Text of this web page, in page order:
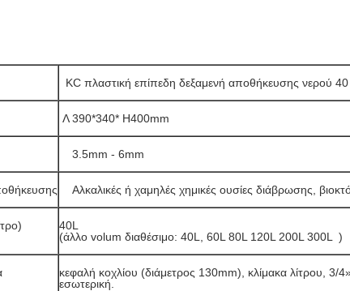
KC πλαστική επίπεδη δεξαμενή αποθήκευσης νερού
Λ 390*340* H400mm
3.5mm - 6mm
Αλκαλικές ή χαμηλές χημικές ουσίες διάβρωσης,
40L
(άλλο volum διαθέσιμο: 40L, 60L 80L 120L 200L 300L  )
κεφαλή κοχλίου (διάμετρος 130mm), κλίμακα λίτρου, 3/
εσωτερική.